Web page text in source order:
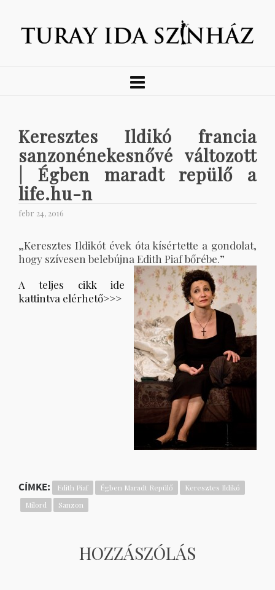
Keresztes Ildikó francia
sanzonénekesnővé változott
| Égben maradt repülő a
life.hu-n
febr 24, 2016
„Keresztes Ildikót évek óta kísértette a gondolat,
hogy szívesen belebújna Edith Piaf bőrébe.”
A teljes cikk ide
kattintva elérhető>>>
CÍMKE: Edith Piaf Égben Maradt Repülő
Keresztes Ildikó
Milord
Sanzon
HOZZÁSZÓLÁS